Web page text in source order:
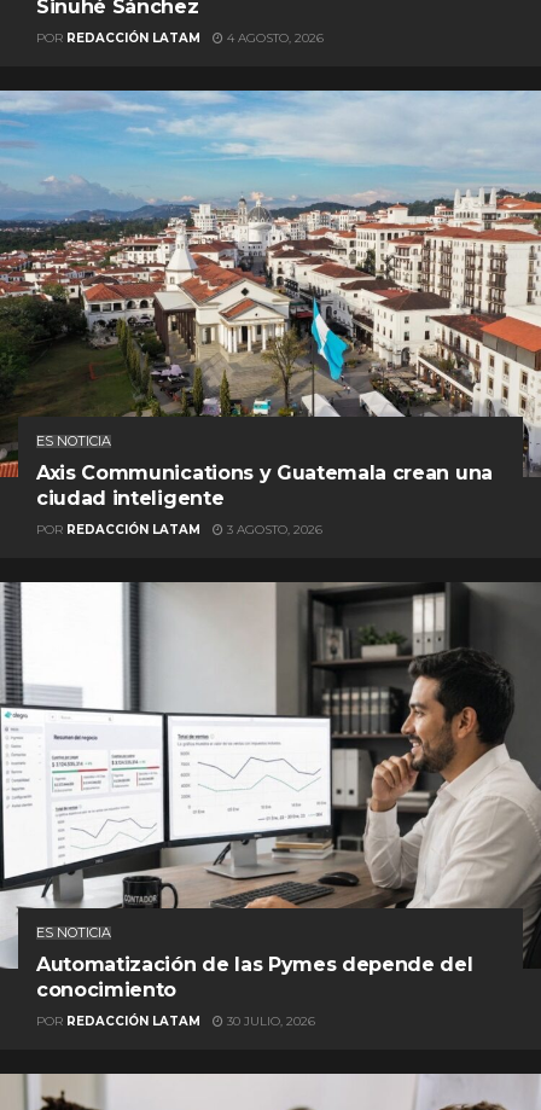
Sinuhé Sánchez
POR REDACCIÓN LATAM 4 AGOSTO, 2026
ES NOTICIA
Axis Communications y Guatemala crean una
ciudad inteligente
POR REDACCIÓN LATAM 3 AGOSTO, 2026
ES NOTICIA
Automatización de las Pymes depende del
conocimiento
POR REDACCIÓN LATAM 30 JULIO, 2026